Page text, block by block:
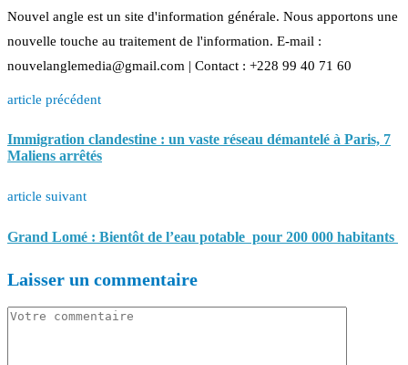
Nouvel angle est un site d'information générale. Nous apportons une
nouvelle touche au traitement de l'information. E-mail :
nouvelanglemedia@gmail.com | Contact : +228 99 40 71 60
article précédent
Immigration clandestine : un vaste réseau démantelé à Paris, 7
Maliens arrêtés
article suivant
Grand Lomé : Bientôt de l’eau potable pour 200 000 habitants
Laisser un commentaire